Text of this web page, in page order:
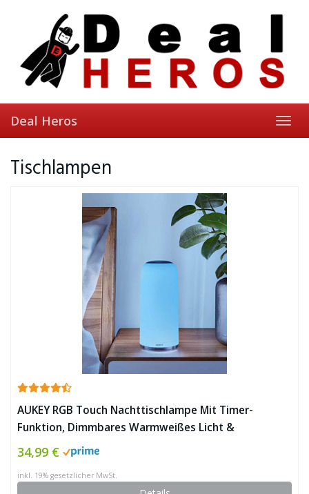
Deal Heros
Tischlampen
AUKEY RGB Touch Nachttischlampe Mit Timer-
Funktion, Dimmbares Warmweißes Licht &
Farbwechsel, Nachtlicht Mit Memory-Funktion Für
Wohn- und Schlafzimmer ✪
34,99 €
inkl. 19% gesetzlicher MwSt.